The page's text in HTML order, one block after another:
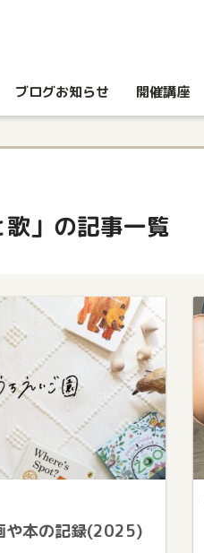
ブログお知らせ 開催講座
歌」の記事一覧
や本の記録(2025)